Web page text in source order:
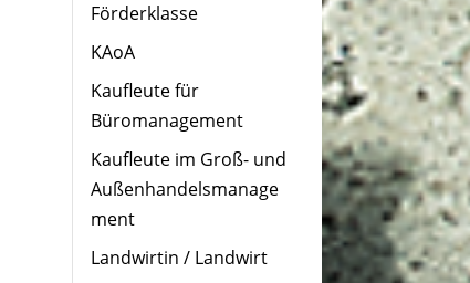
Förderklasse
KAoA
Kaufleute für
Büromanagement
Kaufleute im Groß- und
Außenhandelsmanage
ment
Landwirtin / Landwirt